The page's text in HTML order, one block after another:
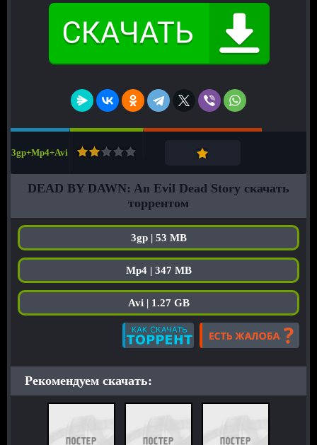
3gp+Mp4+Avi
DEAD BY DAWN: An Evil Dead Story скачать
торрентом
3gp | 53 MB
Mp4 | 347 MB
Avi | 1.27 GB
Рекомендуем скачать: